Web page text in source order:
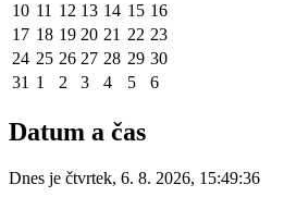
10 11 12 13 14 15 16
17 18 19 20 21 22 23
24 25 26 27 28 29 30
31 1 2 3 4 5 6
Datum a čas
Dnes je čtvrtek, 6. 8. 2026, 15:49:36